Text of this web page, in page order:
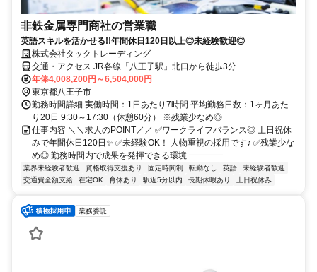
非鉄金属専門商社の営業職
英語スキルを活かせる!!年間休日120日以上◎未経験歓迎◎
株式会社タックトレーディング
交通・アクセス JR各線「八王子駅」北口から徒歩3分
年俸4,008,200円～6,504,000円
東京都八王子市
勤務時間詳細 実働時間：1日あたり7時間 平均勤務日数：1ヶ月あた
り20日 9:30～17:30（休憩60分） ※残業少なめ◎
仕事内容 ＼＼求人のPOINT／／ ✅ワークライフバランス◎ 土日祝休
みで年間休日120日✨ ✅未経験OK！ 人物重視の採用です♪ ✅残業少な
め◎ 勤務時間内で成果を発揮できる環境 ━━━━...
業界未経験者歓迎 資格取得支援あり 固定時間制 転勤なし 英語
未経験者歓迎
交通費全額支給
在宅OK 育休あり 駅近5分以内 長期休暇あり 土日祝休み
業務委託